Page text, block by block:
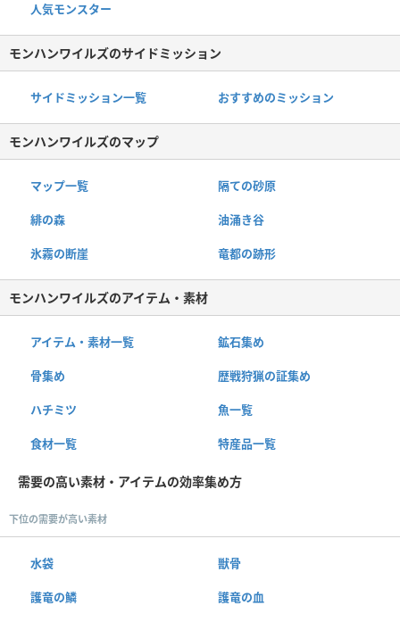
人気モンスター
モンハンワイルズのサイドミッション
サイドミッション一覧 おすすめのミッション
モンハンワイルズのマップ
マップ一覧 隔ての砂原
緋の森 油涌き谷
氷霧の断崖 竜都の跡形
モンハンワイルズのアイテム・素材
アイテム・素材一覧 鉱石集め
骨集め 歴戦狩猟の証集め
ハチミツ 魚一覧
食材一覧 特産品一覧
需要の高い素材・アイテムの効率集め方
下位の需要が高い素材
水袋 獣骨
護竜の鱗 護竜の血